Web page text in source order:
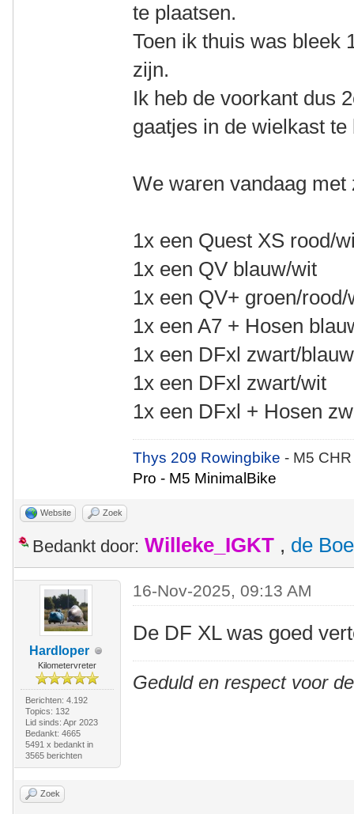
te plaatsen.
Toen ik thuis was bleek
zijn.
Ik heb de voorkant dus
gaatjes in de wielkast te
We waren vandaag met
1x een Quest XS rood/
1x een QV blauw/wit
1x een QV+ groen/rood/
1x een A7 + Hosen
1x een DFxl zwart/blauw
1x een DFxl zwart/wit
1x een DFxl + Hosen
Thys 209 Rowingbike- M5
Pro - M5 MinimalBike
Website Zoek
Bedankt door: Willeke_IGKT , de
Hardloper
Kilometervreter
Berichten: 4.192
Topics: 132
Lid sinds: Apr 2023
Bedankt: 4665
5491 x bedankt in
3565 berichten
16-Nov-2025, 09:13 AM
De DF XL was goed
Geduld en respect voor
Zoek